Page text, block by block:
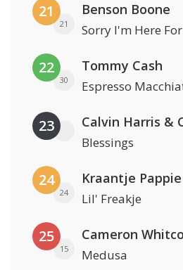
21
21
Benson Boone
Sorry I'm Here
22
30
Tommy Cash
Espresso
23
Blessings
24
24
Kraantje
Lil' Freakje
25
15
Cameron
Medusa